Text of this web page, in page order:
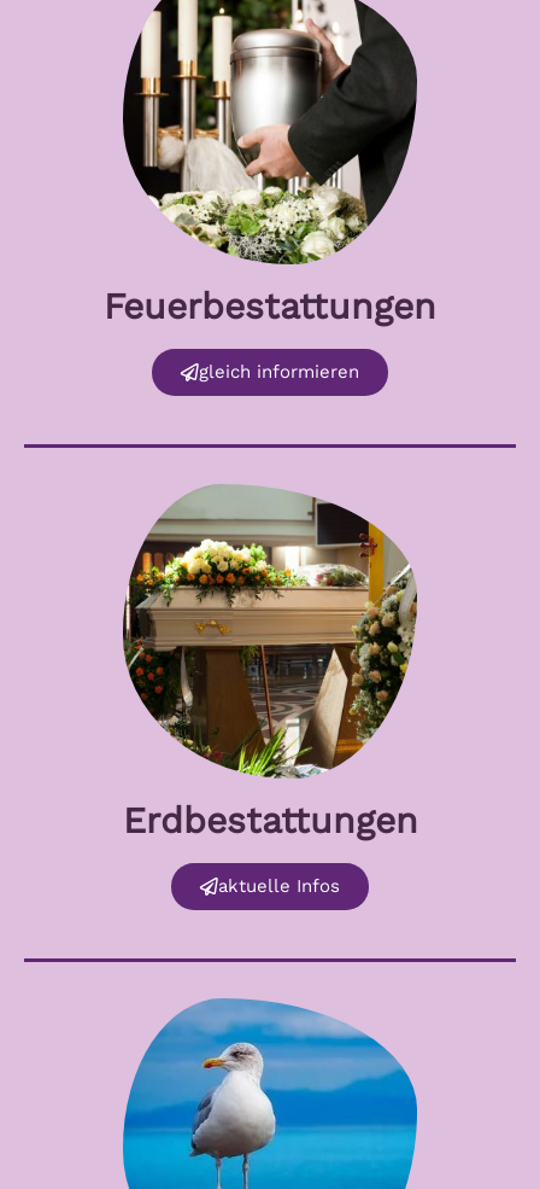
Feuerbestattungen
gleich informieren
Erdbestattungen
aktuelle Infos